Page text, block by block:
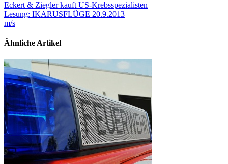
Eckert & Ziegler kauft US-Krebsspezialisten
Lesung: IKARUSFLÜGE 20.9.2013
m/s
Ähnliche Artikel